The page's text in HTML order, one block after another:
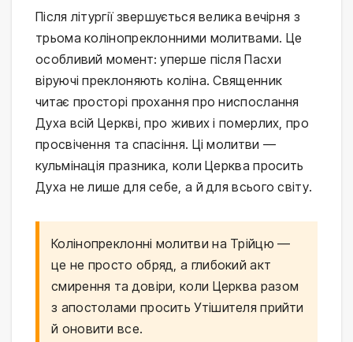
Після літургії звершується велика вечірня з
трьома колінопреклонними молитвами. Це
особливий момент: уперше після Пасхи
віруючі преклоняють коліна. Священник
читає просторі прохання про ниспослання
Духа всій Церкві, про живих і померлих, про
просвічення та спасіння. Ці молитви —
кульмінація празника, коли Церква просить
Духа не лише для себе, а й для всього світу.
Колінопреклонні молитви на Трійцю —
це не просто обряд, а глибокий акт
смирення та довіри, коли Церква разом
з апостолами просить Утішителя прийти
й оновити все.